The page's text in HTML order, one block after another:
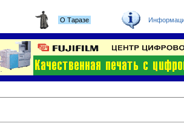
О Таразе